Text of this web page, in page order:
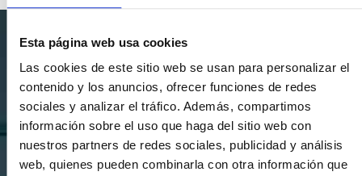
Esta página web usa cookies
Las cookies de este sitio web se usan para personalizar el
contenido y los anuncios, ofrecer funciones de redes
sociales y analizar el tráfico. Además, compartimos
información sobre el uso que haga del sitio web con
nuestros partners de redes sociales, publicidad y análisis
web, quienes pueden combinarla con otra información que
SUSCRÍBETE A NUESTRA
NEWSLETTER
Si quieres estar al día en todas las novedades, tendencias y
noticias del sector cocinas, si eres una amante del diseño de